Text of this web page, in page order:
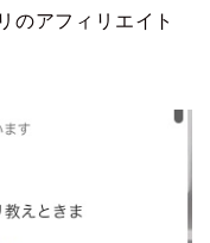
のアフィリエイト